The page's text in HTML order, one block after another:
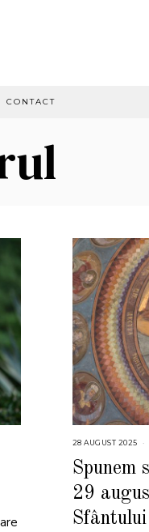
CONTACT
28 AUGUST 2025
U
U
S
2
Spunem
29